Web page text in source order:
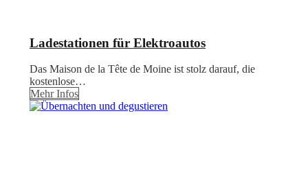
Ladestationen für Elektroautos
Das Maison de la Tête de Moine ist stolz darauf, die
kostenlose…
Mehr Infos